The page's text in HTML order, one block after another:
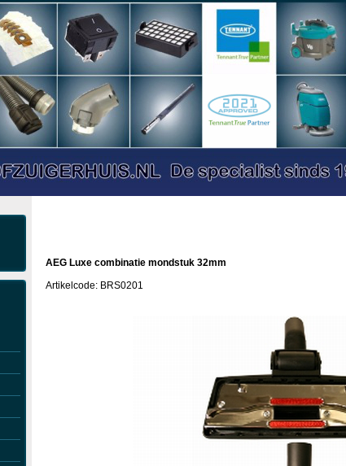
AEG Luxe combinatie mondstuk 32mm
Artikelcode: BRS0201